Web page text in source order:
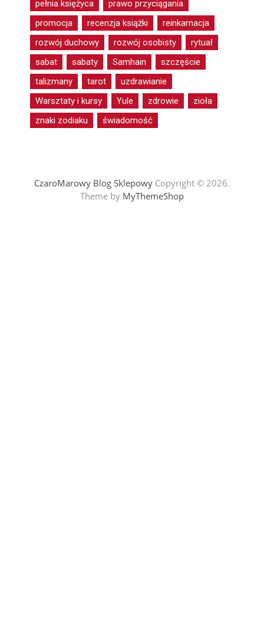
pełnia księżyca
prawo przyciągania
promocja
recenzja książki
reinkarnacja
rozwój duchowy
rozwój osobisty
rytuał
sabat
sabaty Samhain
szczęście
talizmany
tarot
uzdrawianie
Warsztaty i kursy
Yule zdrowie
zioła
znaki zodiaku
świadomość
CzaroMarowy Blog SklepowyCopyright © 2026.
Theme by MyThemeShop